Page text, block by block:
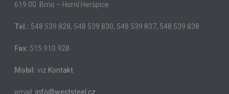
619 00 Brno – Horní Heršpice
Tel.: 548 539 828, 548 539 830, 548 539 837, 548 539 838
Fax: 515 910 928
Mobil: viz Kontakt
email: info@weststeel.cz